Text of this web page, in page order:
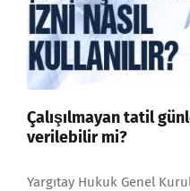
Çalışılmayan tatil
verilebilir mi?
Yargıtay Hukuk Genel